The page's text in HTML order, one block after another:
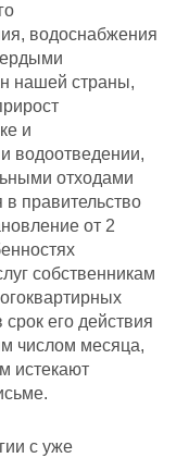
водоснабжения
нашей страны,
и
водоотведении,
отходами
правительство
от 2
собственникам
его действия
числом месяца,
истекают
с уже